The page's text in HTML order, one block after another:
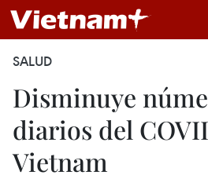
SALUD
Disminuye
diarios del
Vietnam